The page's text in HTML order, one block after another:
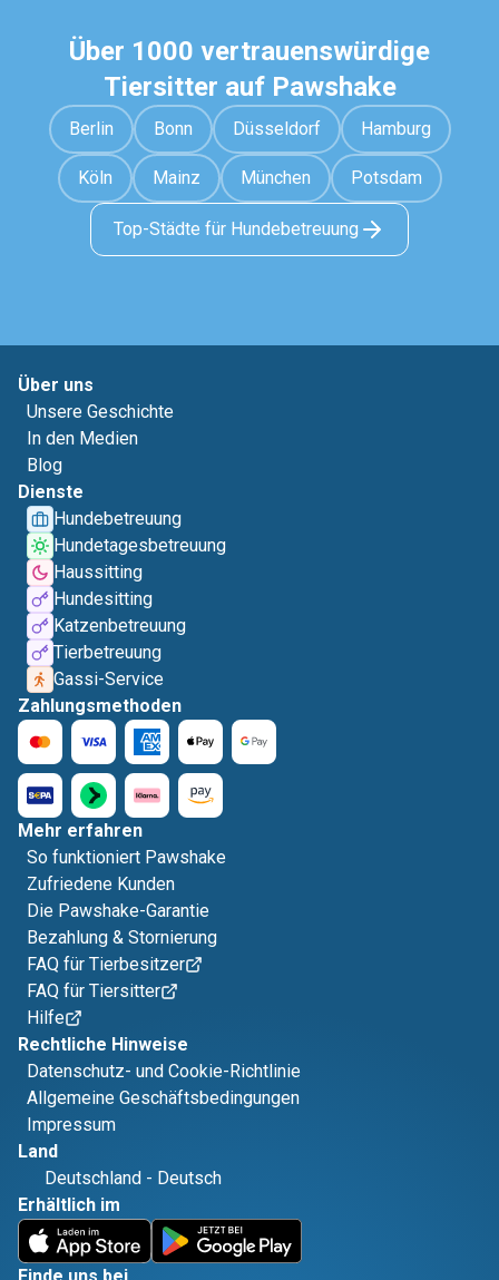
Über 1000 vertrauenswürdige
Tiersitter auf Pawshake
Berlin Bonn Düsseldorf Hamburg
Köln Mainz München Potsdam
Top-Städte für Hundebetreuung
Über uns
Unsere Geschichte
In den Medien
Blog
Dienste
Hundebetreuung
Hundetagesbetreuung
Haussitting
Hundesitting
Katzenbetreuung
Tierbetreuung
Gassi-Service
Zahlungsmethoden
Mehr erfahren
So funktioniert Pawshake
Zufriedene Kunden
Die Pawshake-Garantie
Bezahlung & Stornierung
FAQ für Tierbesitzer
FAQ für Tiersitter
Hilfe
Rechtliche Hinweise
Datenschutz- und Cookie-Richtlinie
Allgemeine Geschäftsbedingungen
Impressum
Land
Deutschland - Deutsch
Erhältlich im